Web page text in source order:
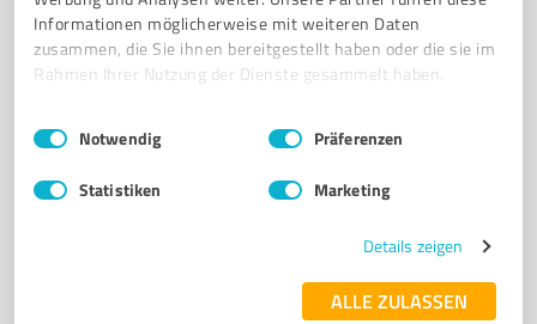
Informationen möglicherweise mit weiteren Daten
zusammen, die Sie ihnen bereitgestellt haben oder die sie im
Rahmen Ihrer Nutzung der Dienste gesammelt haben.
Impressum Datenschutzbestimmungen
Einwilligungsauswahl
Notwendig Präferenzen
Statistiken Marketing
Details zeigen
ALLE ZULASSEN
www.wilhelm-rosemeyer.de/
4,90 / 5,00
Hof Baumgarte – Landwirtschaft, Pferdepension und